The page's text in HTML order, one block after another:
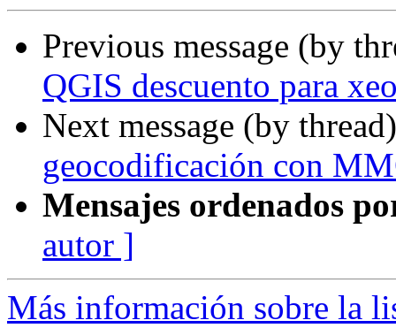
Previous message (by
QGIS descuento para
Next message (by
geocodificación con
Mensajes ordenados
autor ]
Más información sobre la